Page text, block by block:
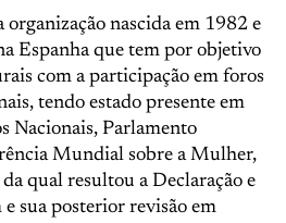
organização nascida em 1982 e
Espanha que tem por objetivo
com a participação em foros
tendo estado presente em
Nacionais, Parlamento
Mundial sobre a Mulher,
qual resultou a Declaração e
sua posterior revisão em